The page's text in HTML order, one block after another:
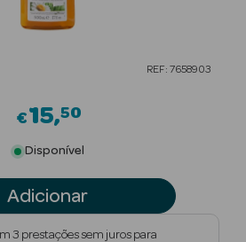
REF: 7658903
€15 50
Disponível
Adicionar
3 prestações sem juros para